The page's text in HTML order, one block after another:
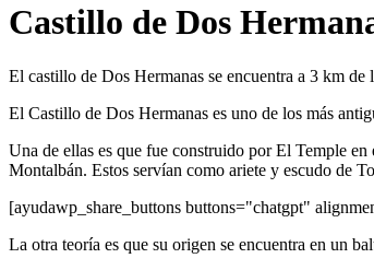
Castillo de Dos
El castillo de Dos Hermanas se encuentra a 3 km
El Castillo de Dos Hermanas es uno de los más
Una de ellas es que fue construido por El Temple
Montalbán. Estos servían como ariete y escudo de
[ayudawp_share_buttons buttons="chatgpt"
La otra teoría es que su origen se encuentra en un